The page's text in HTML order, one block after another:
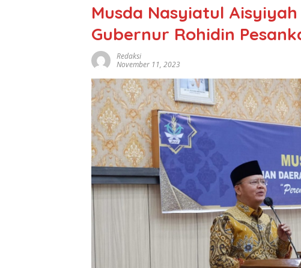
Musda Nasyiatul
Gubernur Rohidin
Redaksi
November 11, 2023